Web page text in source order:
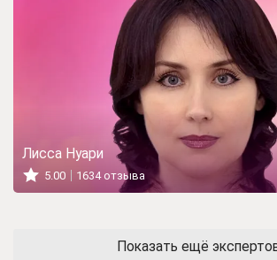
Лисса Нуари
5.00 1634 отзыва
Показать ещё